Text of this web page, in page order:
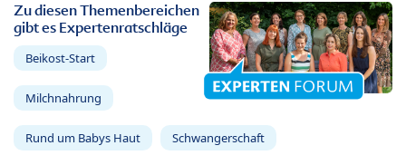
Zu diesen Themenbereichen
gibt es Expertenratschläge
Beikost-Start
Milchnahrung
Rund um Babys Haut Schwangerschaft